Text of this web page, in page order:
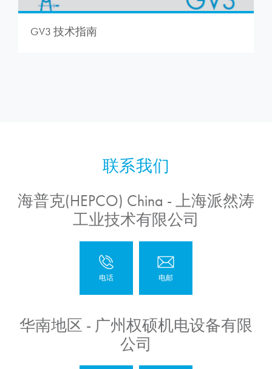
GV3 技术指南
海普克(HEPCO) China - 上海派然涛
工业技术有限公司
华南地区 - 广州权硕机电设备有限
公司